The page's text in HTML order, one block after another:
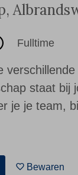
,
Fulltime
staat bij
je je team,
Bewaren